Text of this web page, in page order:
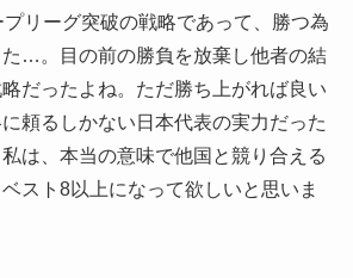
リーグ突破の戦略であって、勝つ為
…。目の前の勝負を放棄し他者の結
だったよね。ただ勝ち上がれば良い
頼るしかない日本代表の実力だった
は、本当の意味で他国と競り合える
スト8以上になって欲しいと思いま